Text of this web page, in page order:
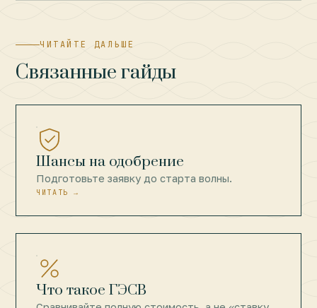
ЧИТАЙТЕ ДАЛЬШЕ
Связанные гайды
Шансы на одобрение
Подготовьте заявку до старта волны.
ЧИТАТЬ →
Что такое ГЭСВ